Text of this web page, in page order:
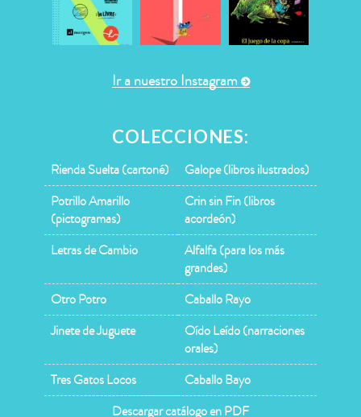
Ir a nuestro Instagram
COLECCIONES:
Rienda Suelta (cartoné)
Galope (libros ilustrados)
Potrillo Amarillo
(pictogramas)
Crin sin Fin (libros
acordeón)
Letras de Cambio
Alfalfa (para los más
grandes)
Otro Potro
Caballo Rayo
Jinete de Juguete
Oído Leído (narraciones
orales)
Tres Gatos Locos
Caballo Bayo
Descargar catálogo en PDF